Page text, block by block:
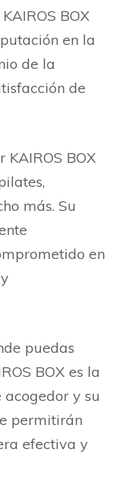
BOX
en la
de la
de
KAIROS BOX
más. Su
en
puedas
BOX es la
y su
permitirán
efectiva y